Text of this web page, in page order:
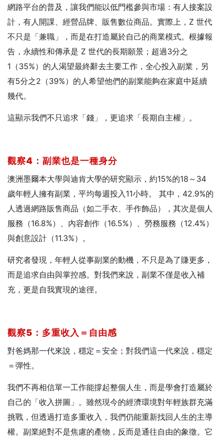
網路平台的普及，讓我們能以低門檻參與市場：有人接案設
計，有人開課、經營品牌、販售數位商品。實際上，Z 世代
不只是「兼職」，而是在打造屬於自己的商業模式。根據報
告，永續性和傳承是 Z 世代的長期願景；超過3分之
1（35%）的人渴望最終辭去主要工作，全心投入副業，另
有5分之2（39%）的人希望他們的副業能夠在家庭中延續
幾代。
這顯示我們不只追求「錢」，更追求「長期自主權」。
觀察4 ：副業也是一種身分
澳洲墨爾本大學與迪肯大學的研究顯示，約15%的18～34
歲年輕人擁有副業，平均每週投入11小時。 其中，42.9%的
人透過網路販售商品（如二手衣、手作飾品），其次是個人
服務（16.8%）、內容創作（16.5%）、勞務服務（12.4%）
與創意設計（11.3%）。
研究者發現，年輕人從事副業的動機，不只是為了賺更多，
而是追求自由與掌控感。對我們來說，副業不僅是收入補
充，更是自我實現的途徑。
觀察5 ：多重收入＝自由感
對爸媽那一代來說，穩定＝安全；對我們這一代來說，穩定
＝彈性。
我們不再相信單一工作能撐起整個人生，而是學會打造屬於
自己的「收入拼圖」。雖然現今的經濟環境對年輕族群充滿
挑戰，但透過打造多重收入，我們仍能重新找回人生的主導
權。副業絕對不是焦慮的產物，反而是通往自由的象徵。它